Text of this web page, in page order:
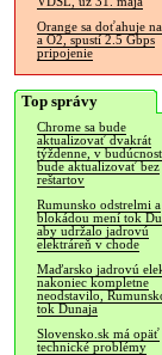
Orange sa doťahuje
a O2, spustí 2.5 Gbps
pripojenie
Top správy
Chrome sa bude
aktualizovať dvakrát
týždenne, v
bude aktualizovať bez
reštartov
Rumunsko odstrelmi a
blokádou mení tok
aby udržalo jadrovú
elektráreň v chode
Maďarsko jadrovú
nakoniec kompletne
neodstavilo,
tok Dunaja
Slovensko.sk má opäť
technické problémy